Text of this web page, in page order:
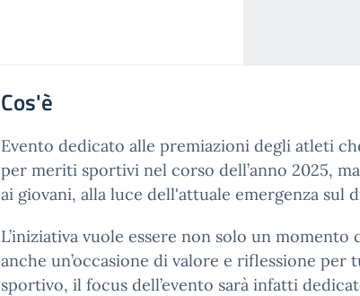
Cos'è
Evento dedicato alle premiazioni degli atleti
per meriti sportivi nel corso dell’anno 2025,
ai giovani, alla luce dell'attuale emergenza sul
L’iniziativa vuole essere non solo un momento
anche un’occasione di valore e riflessione per
sportivo, il focus dell’evento sarà infatti